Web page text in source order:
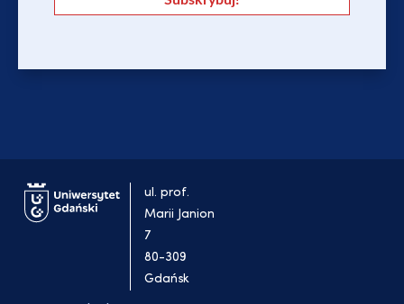
ul. prof.
Marii Janion
7
80-309
Gdańsk